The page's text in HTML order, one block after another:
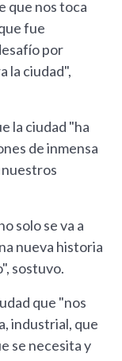
que nos toca
fue
por
la ciudad",
la ciudad "ha
de inmensa
solo se va a
nueva historia
sostuvo.
que "nos
industrial, que
se necesita y